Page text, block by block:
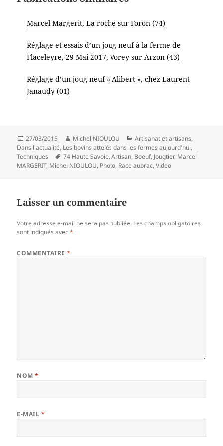
Marcel Margerit, La roche sur Foron (74)
Réglage et essais d’un joug neuf à la ferme de
Flaceleyre, 29 Mai 2017, Vorey sur Arzon (43)
Réglage d’un joug neuf « Alibert », chez Laurent
Janaudy (01)
Publié
le
27/03/2015 Auteur
Michel NIOULOU Catégories
Artisanat et artisans,
Dans l'actualité, Les bovins attelés dans les fermes aujourd'hui,
Techniques
Mots-
clés
74 Haute Savoie,Artisan, Boeuf, Jougtier, Marcel
MARGERIT, Michel NIOULOU, Photo, Race aubrac,Video
Laisser un commentaire
Votre adresse e-mail ne sera pas publiée. Les champs obligatoires
sont indiqués avec*
COMMENTAIRE*
NOM*
E-MAIL *